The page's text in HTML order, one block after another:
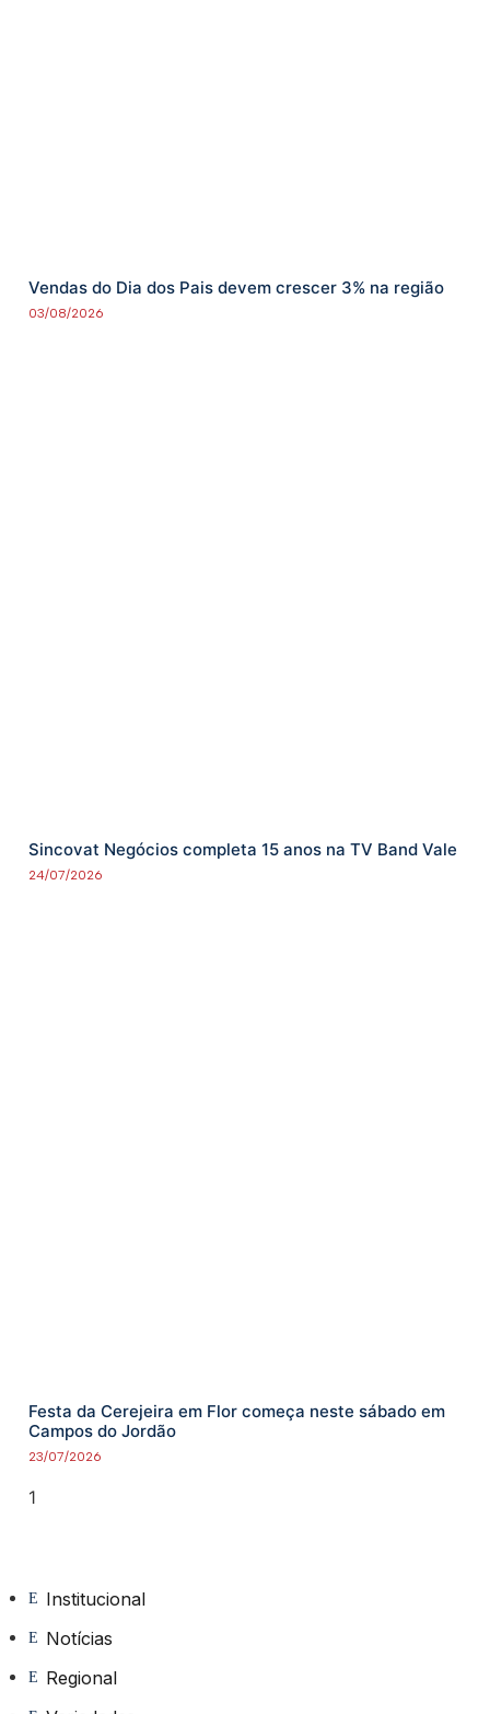
Vendas do Dia dos Pais devem crescer 3% na região
03/08/2026
Sincovat Negócios completa 15 anos na TV Band Vale
24/07/2026
Festa da Cerejeira em Flor começa neste sábado em
Campos do Jordão
23/07/2026
Institucional
Notícias
Regional